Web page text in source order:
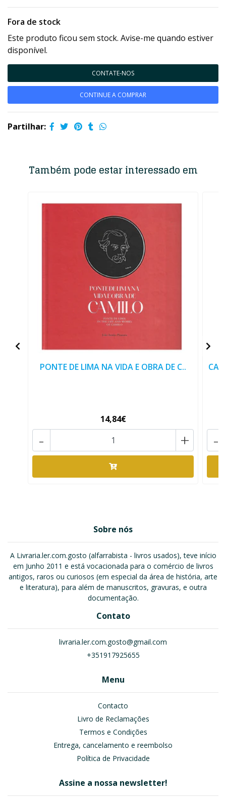
Fora de stock
Este produto ficou sem stock. Avise-me quando estiver
disponível.
CONTATE-NOS
CONTINUE A COMPRAR
Partilhar:
Também pode estar interessado em
PONTE DE LIMA NA VIDA E OBRA DE C..
14,84€
+
- -
Sobre nós
A Livraria.ler.com.gosto (alfarrabista - livros usados), teve início
em Junho 2011 e está vocacionada para o comércio de livros
antigos, raros ou curiosos (em especial da área de história, arte
e literatura), para além de manuscritos, gravuras, e outra
documentação.
Contato
livraria.ler.com.gosto@gmail.com
+351917925655
Menu
Contacto
Livro de Reclamações
Termos e Condições
Entrega, cancelamento e reembolso
Política de Privacidade
Assine a nossa newsletter!